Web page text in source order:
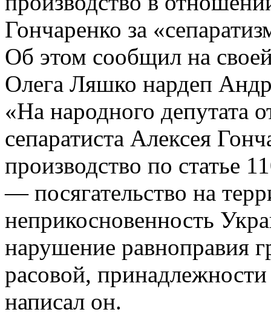
Гончаренко за
Об этом сообщил на
Олега Ляшко нардеп
«На народного депутата
сепаратиста Алексея
производство по статье
— посягательство на
неприкосновенность
нарушение равноправия
расовой,
написал он.